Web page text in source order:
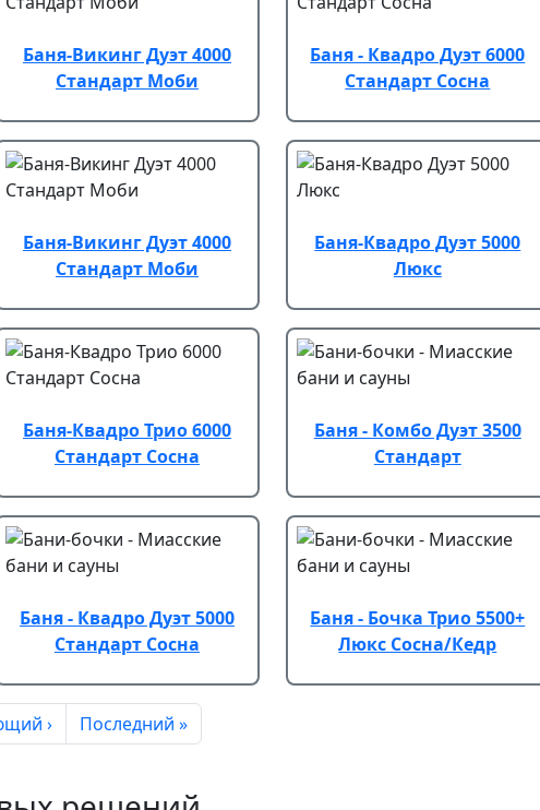
Баня-Викинг Дуэт 4000
Стандарт Моби
Баня - Квадро Дуэт 6000
Стандарт Сосна
Баня-Викинг Дуэт 4000
Стандарт Моби
Баня-Квадро Дуэт 5000
Люкс
Баня-Квадро Трио 6000
Стандарт Сосна
Баня - Комбо Дуэт 3500
Стандарт
Баня - Квадро Дуэт 5000
Стандарт Сосна
Баня - Бочка Трио 5500+
Люкс Сосна/Кедр
›Следующая страница
Последний »Последняя страница